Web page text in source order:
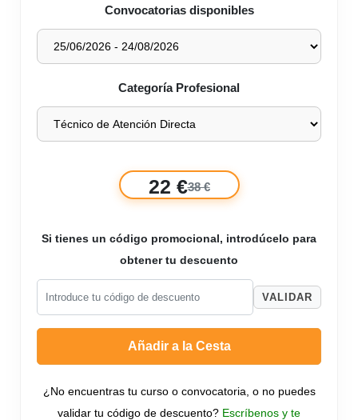
Convocatorias disponibles
Categoría Profesional
22 €38 €
Si tienes un código promocional, introdúcelo para
obtener tu descuento
VALIDAR
Añadir a la Cesta
¿No encuentras tu curso o convocatoria, o no puedes
validar tu código de descuento? Escríbenos y te